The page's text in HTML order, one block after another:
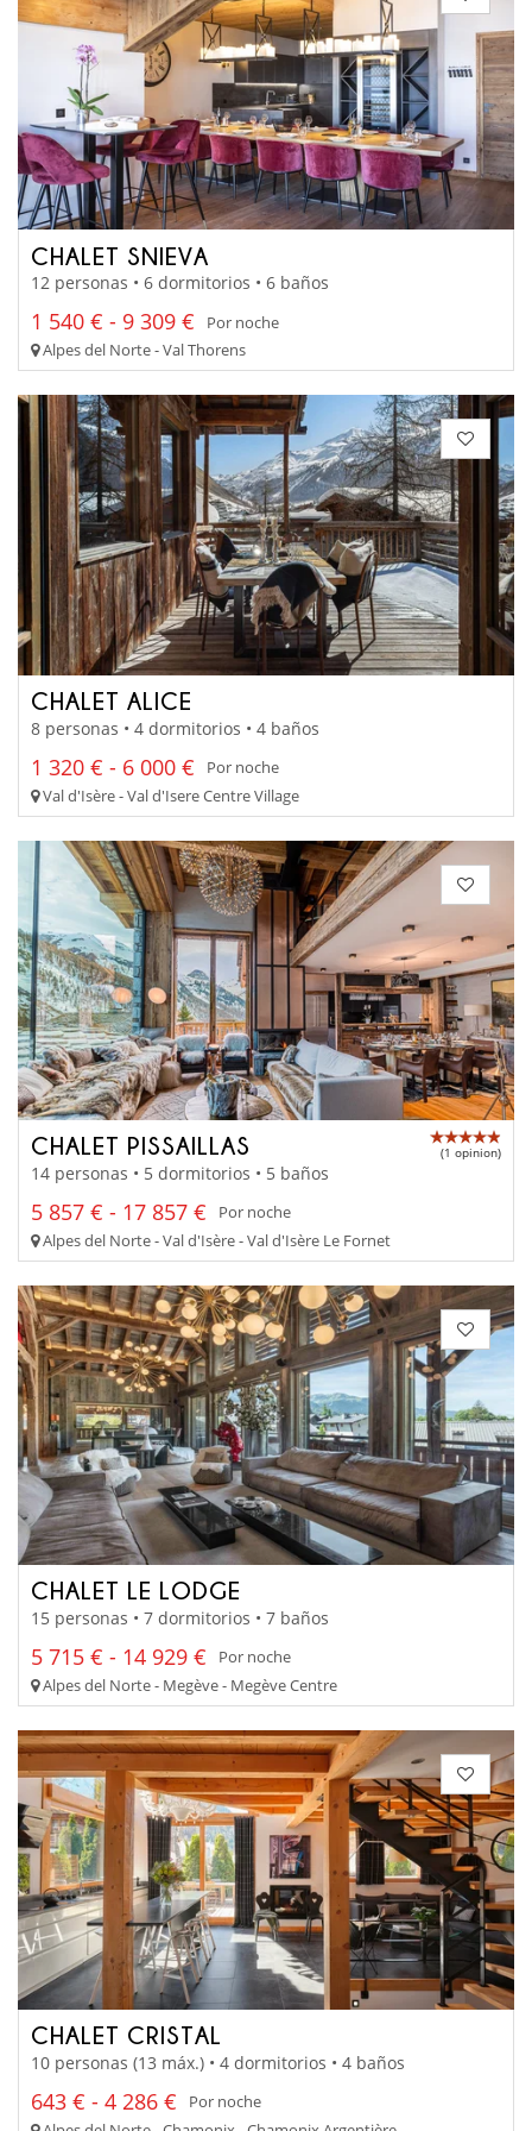
CHALET SNIEVA
12 personas • 6 dormitorios • 6 baños
1 540 € - 9 309 €
Por noche
Alpes del Norte - Val Thorens
CHALET ALICE
8 personas • 4 dormitorios • 4 baños
1 320 € - 6 000 €
Por noche
Val d'Isère - Val d'Isere Centre Village
CHALET PISSAILLAS (1 opinion)
14 personas • 5 dormitorios • 5 baños
5 857 € - 17 857 €
Por noche
Alpes del Norte - Val d'Isère - Val d'Isère Le Fornet
CHALET LE LODGE
15 personas • 7 dormitorios • 7 baños
5 715 € - 14 929 €
Por noche
Alpes del Norte - Megève - Megève Centre
CHALET CRISTAL
10 personas (13 máx.) • 4 dormitorios • 4 baños
643 € - 4 286 €
Por noche